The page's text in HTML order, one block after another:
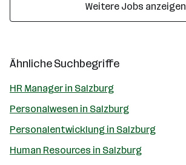
Weitere Jobs anzeigen
Ähnliche Suchbegriffe
HR Manager in Salzburg
Personalwesen in Salzburg
Personalentwicklung in Salzburg
Human Resources in Salzburg